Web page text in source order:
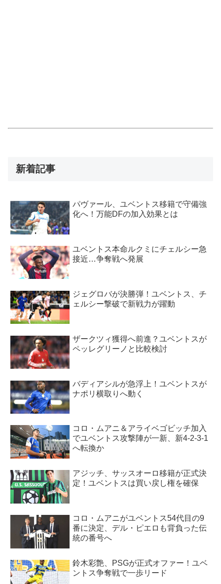
新着記事
パヴァール、ユベントス移籍で守備強
化へ！万能DFの加入効果とは
ユベントス本命ルクミにチェルシー急
接近…争奪戦へ発展
ジェグロバが決勝弾！ユベントス、チ
ェルシー撃破で新戦力が躍動
ザークツィ獲得へ前進？ユベントスが
ペッレグリーノと比較検討
バディアシルが急浮上！ユベントスが
ナポリ横取りへ動く
コロ・ムアニ＆アライベゴビッチ加入
でユベントス攻撃陣が一新、新4-2-3-1
へ転換か
アジッチ、サッスオーロ移籍が正式決
定！ユベントスは買い戻し権を確保
コロ・ムアニがユベントス54代目の9
番に決定、デル・ピエロも背負った伝
統の番号へ
鈴木彩艶、PSGが正式オファー！ユベ
ントス争奪戦で一歩リード